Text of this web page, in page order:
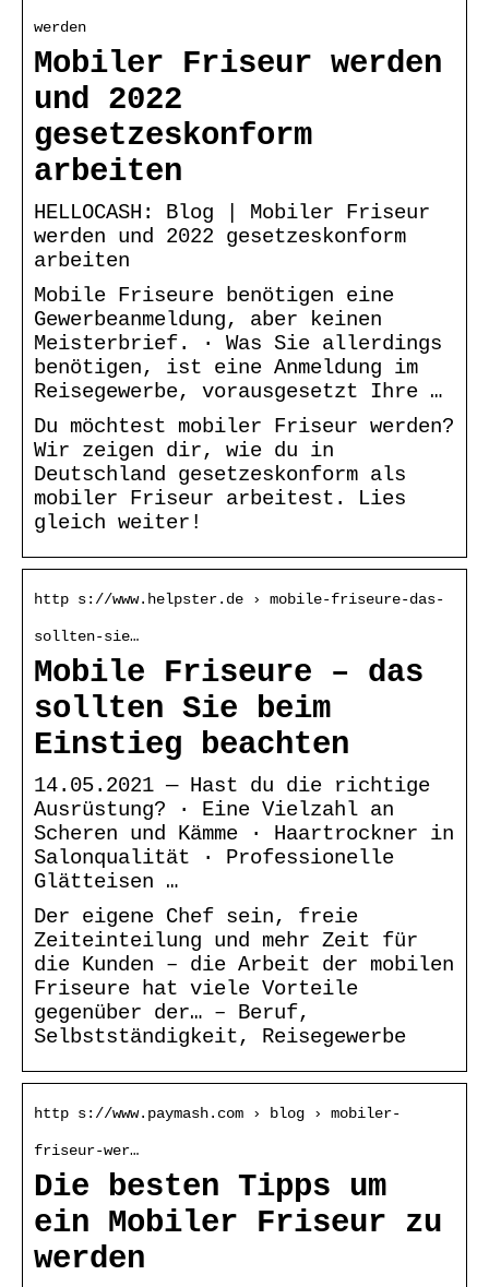
werden
Mobiler Friseur werden
und 2022
gesetzeskonform
arbeiten
HELLOCASH: Blog | Mobiler Friseur
werden und 2022 gesetzeskonform
arbeiten
Mobile Friseure benötigen eine
Gewerbeanmeldung, aber keinen
Meisterbrief. · Was Sie allerdings
benötigen, ist eine Anmeldung im
Reisegewerbe, vorausgesetzt Ihre …
Du möchtest mobiler Friseur werden?
Wir zeigen dir, wie du in
Deutschland gesetzeskonform als
mobiler Friseur arbeitest. Lies
gleich weiter!
http s://www.helpster.de › mobile-friseure-das-
sollten-sie…
Mobile Friseure – das
sollten Sie beim
Einstieg beachten
14.05.2021 — Hast du die richtige
Ausrüstung? · Eine Vielzahl an
Scheren und Kämme · Haartrockner in
Salonqualität · Professionelle
Glätteisen …
Der eigene Chef sein, freie
Zeiteinteilung und mehr Zeit für
die Kunden – die Arbeit der mobilen
Friseure hat viele Vorteile
gegenüber der… – Beruf,
Selbstständigkeit, Reisegewerbe
http s://www.paymash.com › blog › mobiler-
friseur-wer…
Die besten Tipps um
ein Mobiler Friseur zu
werden